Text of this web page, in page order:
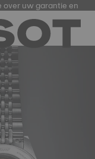
uw garantie en